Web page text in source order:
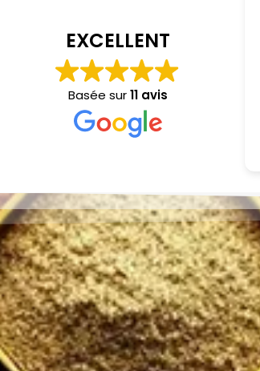
EXCELLENT
Basée sur11 avis